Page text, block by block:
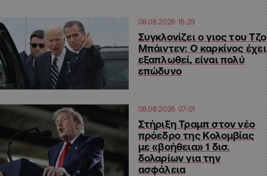
08.08.2026 15:29
Συγκλονίζει ο γιος του Τζο
Μπάιντεν: Ο καρκίνος έχει
εξαπλωθεί, είναι πολύ
επώδυνο
08.08.2026 07:01
Στήριξη Τραμπ στον νέο
πρόεδρο της Κολομβίας
με «βοήθεια» 1 δισ.
δολαρίων για την
ασφάλεια